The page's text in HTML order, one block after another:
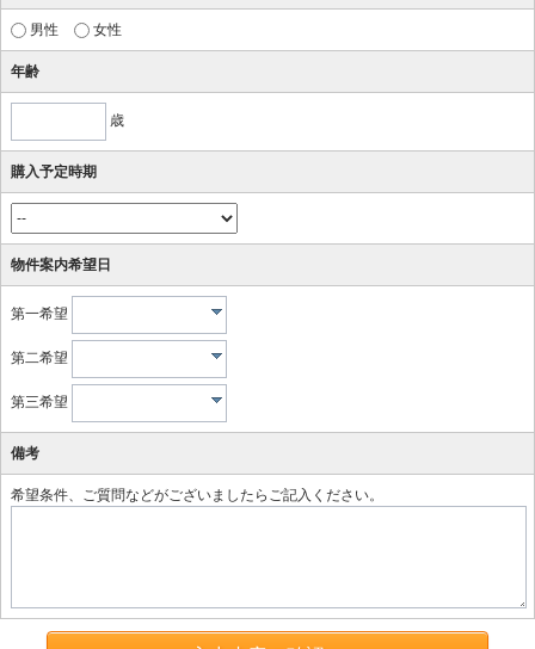
男性 女性
年齢
歳
購入予定時期
物件案内希望日
第一希望
第二希望
第三希望
備考
希望条件、ご質問などがございましたらご記入ください。